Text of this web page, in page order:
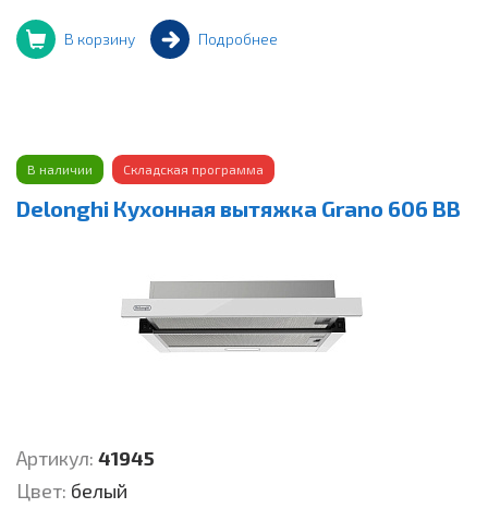
В корзину Подробнее
В наличии Складская программа
Delonghi Кухонная вытяжка Grano 606 BB
Артикул: 41945
Цвет: белый